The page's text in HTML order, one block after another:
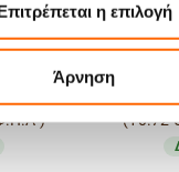
η επιλογή
Άρνηση
) (10.72